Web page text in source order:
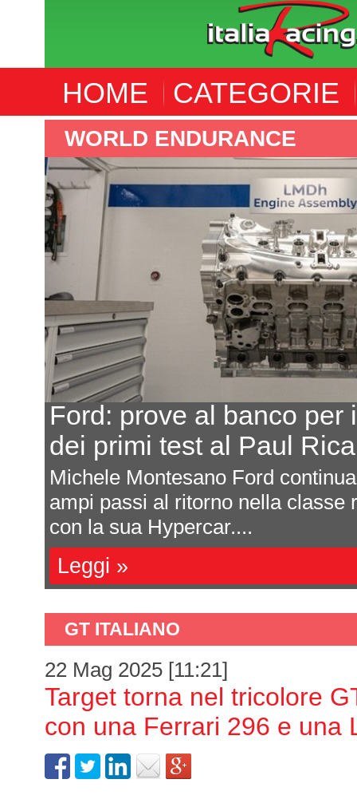
HOME CATEGORIE
WORLD ENDURANCE
Ford: prove al banco per
dei primi test al Paul
Michele Montesano Ford
ampi passi al ritorno nella classe
con la sua Hypercar....
Leggi »
GT ITALIANO
22 Mag 2025 [11:21]
Target torna nel tricolore
con una Ferrari 296 e una